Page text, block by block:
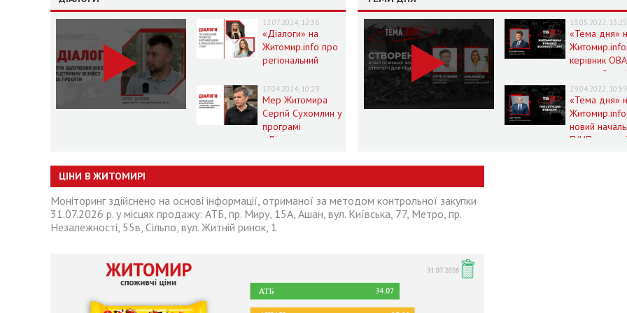
12.07.2024, 12:36
«Діалоги» на
Житомир.info про
регіональний
Житомирщини в
умовах воєнного
стану
17.04.2024, 10:29
Мер Житомира
Сергій Сухомлин у
програмі
«Діалоги» на
13.05.2022, 13:25
«Тема дня»
керівник
життя
умовах
стану
29.04.2022, 10:59
«Тема дня»
новий
ГУНП
ЦІНИ В ЖИТОМИРІ
Моніторинг здійснено на основі інформації, отриманої за методом контрольної закупки
31.07.2026 р. у місцях продажу: АТБ, пр. Миру, 15А, Ашан, вул. Київська, 77, Метро, пр.
Незалежності, 55в, Сільпо, вул. Житній ринок, 1